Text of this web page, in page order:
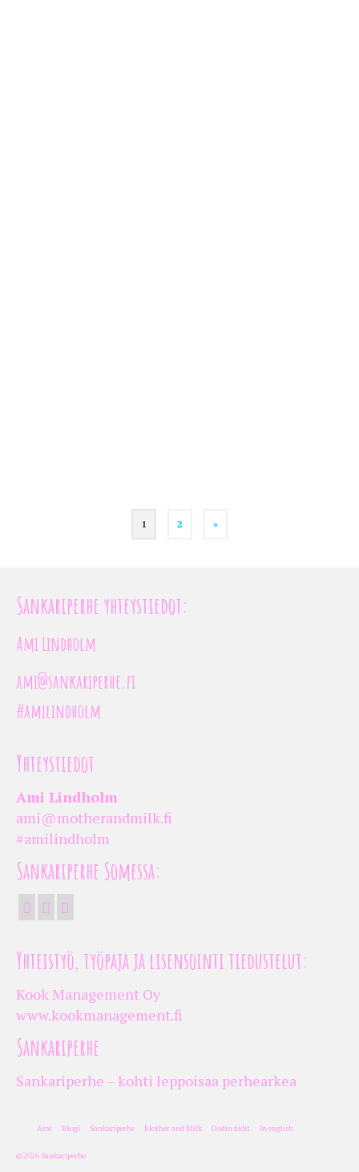
1 2 »
Sankariperhe yhteystiedot:
Ami Lindholm
ami@sankariperhe.fi
#amilindholm
Yhteystiedot
Ami Lindholm
ami@motherandmilk.fi
#amilindholm
Sankariperhe Somessa:
Yhteistyö, työpaja ja lisensointi tiedustelut:
Kook Management Oy
www.kookmanagement.fi
Sankariperhe
Sankariperhe – kohti leppoisaa perhearkea
Ami Blogi Sankariperhe Mother and Milk Oodin äidit In english
© 2026 Sankariperhe